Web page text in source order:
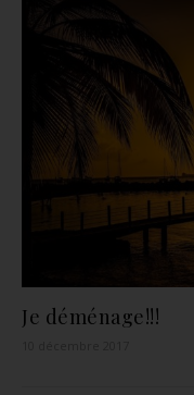
Je déménage!!!